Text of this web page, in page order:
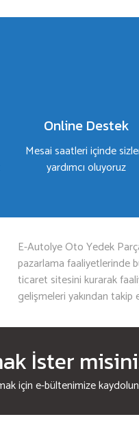
Bu
Online Destek
Mesai saatleri içinde
yardımcı oluyoruz
E-Autolye Oto Yedek
pazarlama faaliyetlerinde
ticaret sitesini kurarak
gelişmeleri yakından
İster
için e-bültenimize